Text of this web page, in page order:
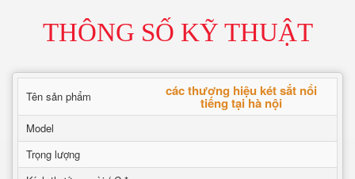
THÔNG SỐ KỸ THUẬT
Tên sản phẩm các thương hiệu két sắt nổi
tiếng tại hà nội
Model
Trọng lượng